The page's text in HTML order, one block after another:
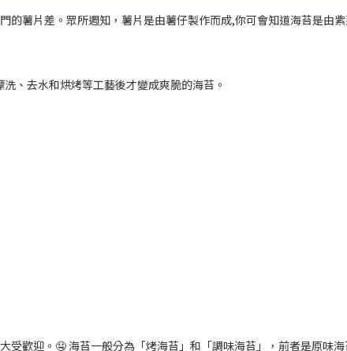
薯片差。眾所週知，薯片是由薯仔製作而成,你可會知道海苔是由
、去水和烘烤等工藝後才變成爽脆的海苔。
受歡迎。🤤 海苔一般分為「烤海苔」和「調味海苔」，前者是原味